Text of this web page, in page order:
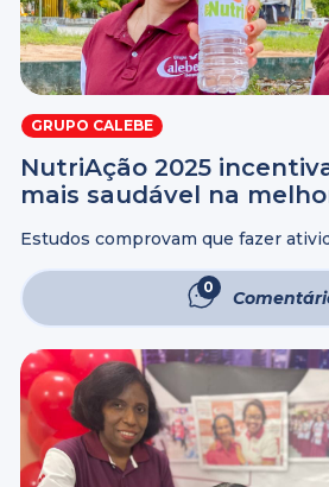
GRUPO CALEBE
NutriAção 2025
mais saudável na
Estudos comprovam que fazer
da melhor idade, eles são mais que
necessários para que os ...
0